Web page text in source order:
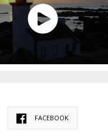
FACEBOOK